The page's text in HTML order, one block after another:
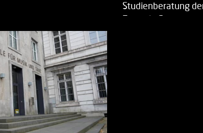
Studienberatung
Zentrale